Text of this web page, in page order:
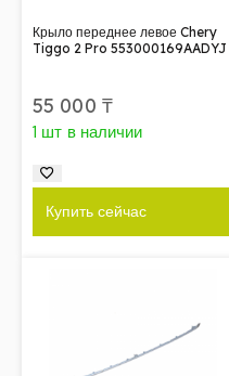
Крыло переднее левое Chery
Tiggo 2 Pro 553000169AADYJ
55 000 ₸
1 шт в наличии
Купить сейчас